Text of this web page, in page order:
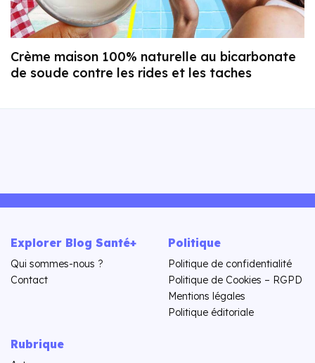
Crème maison 100% naturelle au bicarbonate
de soude contre les rides et les taches
Explorer Blog Santé+
Qui sommes-nous ?
Contact
Politique
Politique de confidentialité
Politique de Cookies – RGPD
Mentions légales
Politique éditoriale
Rubrique